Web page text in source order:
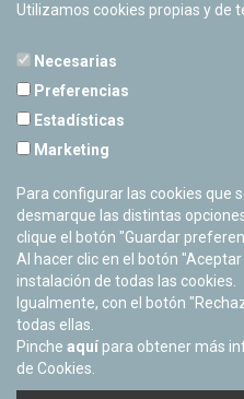
Nuevo Exterior
Cerrado
Utilizamos cookies propias y de
Necesarias
Preferencias
Estadísticas
Marketing
Para configurar las cookies que
desmarque las distintas
clique el botón "Guardar
Al hacer clic en el botón
instalación de todas las cookies.
Igualmente, con el botón
todas ellas.
Pinche aquí para obtener más
de Cookies.